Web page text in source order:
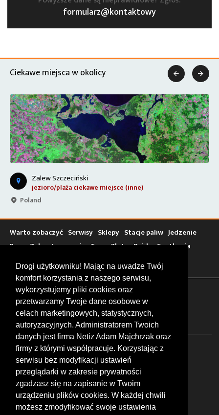
Drogi użytkowniku! Mając na uwadze Twój
komfort korzystania z naszego serwisu,
wykorzystujemy pliki cookies oraz
przetwarzamy Twoje dane osobowe w
celach marketingowych, statystycznych,
autoryzacyjnych. Administratorem Twoich
danych jest firma Netiz Adam Majchrzak oraz
firmy z którymi współpracuje. Korzystając z
serwisu bez modyfikacji ustawień
przeglądarki w zakresie prywatności
zgadzasz się na zapisanie w Twoim
urządzeniu plików cookies. W każdej chwili
możesz zmodyfikować swoje ustawienia
formularz@kontaktowy
Ciekawe miejsca w okolicy
Zalew Szczeciński
jezioro/plażaciekawe miejsce (inne)
Poland
 
Warto zobaczyć Serwisy Sklepy Stacje paliw Jedzenie
Bary Zakwaterowanie Tory Zloty Rajdy Spotkania
Targi
Giełdy Szkolenia
FOLLOW US
© 2026 by MotoWhizzer.com
All rights reserved.